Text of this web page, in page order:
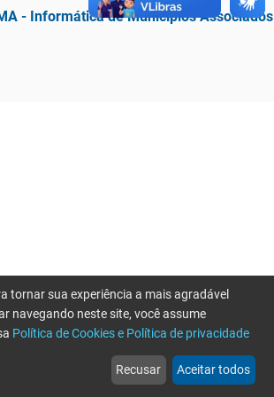
- Informática de Municípios Associados
web
Notícias
more_horiz
Mais
tornar sua experiência a mais agradável
navegando neste site, você assume
Política de Cookies e Política de privacidade
Recusar Aceitar todos
por favor tente novamente